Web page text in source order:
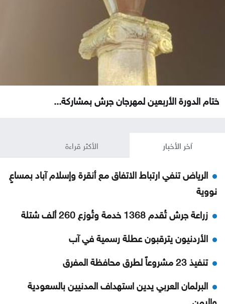
ختام الدورة الأربعين لمهرجان جرش بمشاركة...
آخر الأخبار الأكثر قراءة
الرياض تنفي ارتباط الاتفاق مع أنقرة وإسلام آباد بمساعٍ
نووية
زراعة جرش تُقدم 1368 خدمة وتُوزع 260 ألف شتلة
الأردنيون يترقبون عطلة رسمية في آب
تنفيذ 23 مشروعاً لطرق محافظة المفرق
البرلمان العربي يدين استهداف المدنيين بالسعودية
واليمن